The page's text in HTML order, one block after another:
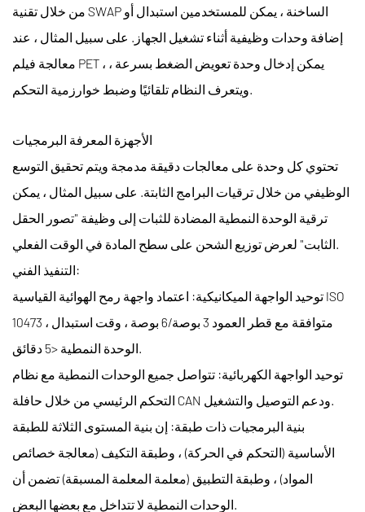
من خلال تقنية SWAP الساخنة ، يمكن للمستخدمين استبدال أو
إضافة وحدات وظيفية أثناء تشغيل الجهاز. على سبيل المثال ، عند
معالجة فيلم PET ، يمكن إدخال وحدة تعويض الضغط بسرعة ،
الأجهزة المعرفة البرمجيات
تحتوي كل وحدة على معالجات دقيقة مدمجة ويتم تحقيق التوسع
الوظيفي من خلال ترقيات البرامج الثابتة. على سبيل المثال ، يمكن
ترقية الوحدة النمطية المضادة للثبات إلى وظيفة "تصور الحقل
التنفيذ الفني:
توحيد الواجهة الميكانيكية: اعتماد واجهة رمح الهوائية القياسية ISO
10473 ، متوافقة مع قطر العمود 3 بوصة/6 بوصة ، وقت استبدال
توحيد الواجهة الكهربائية: تتواصل جميع الوحدات النمطية مع نظام
بنية البرمجيات ذات طبقة: إن بنية المستوى الثلاثة للطبقة
الأساسية (التحكم في الحركة) ، وطبقة التكيف (معالجة خصائص
المواد) ، وطبقة التطبيق (معلمة المعلمة المسبقة) تضمن أن